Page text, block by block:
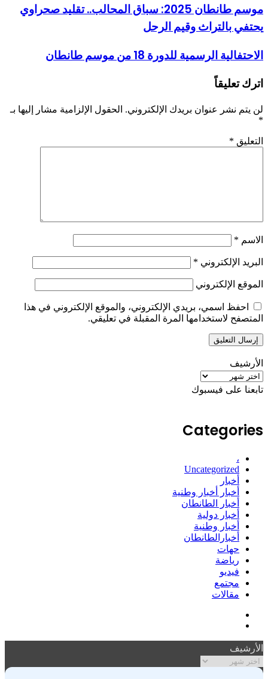
موسم طانطان 2025: سباق المحالب.. تقليد صحراوي
يحتفي بالتراث وقيم الرحل
الاحتفالية الرسمية للدورة 18 من موسم طانطان
اترك تعليقاً
لن يتم نشر عنوان بريدك الإلكتروني. الحقول الإلزامية مشار إليها بـ
*
التعليق *
الاسم *
البريد الإلكتروني *
الموقع الإلكتروني
احفظ اسمي، بريدي الإلكتروني، والموقع الإلكتروني في هذا
المتصفح لاستخدامها المرة المقبلة في تعليقي.
الأرشيف
الأرشيف
تابعنا على فيسبوك
Categories
،
Uncategorized
أخبار
أخبار أخبار وطنية
أخبار الطانطان
أخبار دولية
أخبار وطنية
أخبارالطانطان
حهات
رياضة
فيديو
مجتمع
مقالات
RSS
الأرشيف
الأرشيف